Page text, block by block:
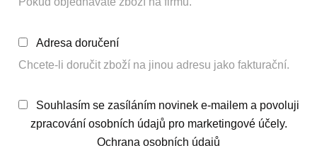
Adresa doručení
Chcete-li doručit zboží na jinou adresu jako fakturační.
Souhlasím se zasíláním novinek e-mailem a povoluji
zpracování osobních údajů pro marketingové účely.
Ochrana osobních údajů